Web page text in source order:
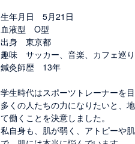
生年月日 5月21日
血液型 O型
出身 東京都
趣味 サッカー、音楽、カフェ巡り
鍼灸師歴 13年
学生時代はスポーツトレーナーを
多くの人たちの力になりたいと、
て働くことを決意しました。
私自身も、肌が弱く、アトピーや